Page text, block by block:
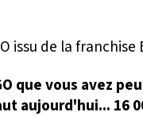
que vous avez
aujourd'hui... 16